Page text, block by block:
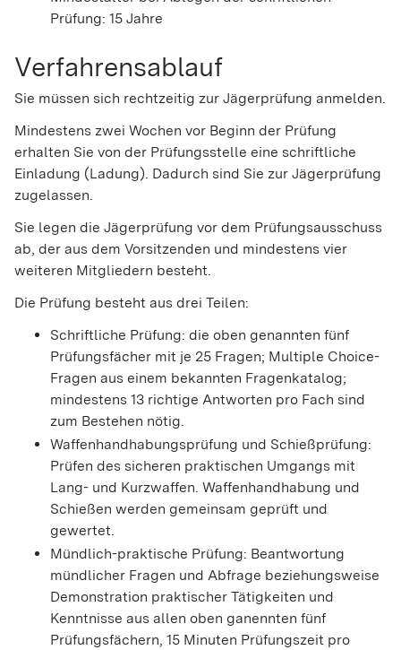
Prüfung: 15 Jahre
Verfahrensablauf
Sie müssen sich rechtzeitig zur Jägerprüfung anmelden.
Mindestens zwei Wochen vor Beginn der Prüfung
erhalten Sie von der Prüfungsstelle eine schriftliche
Einladung (Ladung). Dadurch sind Sie zur Jägerprüfung
zugelassen.
Sie legen die Jägerprüfung vor dem Prüfungsausschuss
ab, der aus dem Vorsitzenden und mindestens vier
weiteren Mitgliedern besteht.
Die Prüfung besteht aus drei Teilen:
Schriftliche Prüfung: die oben genannten fünf
Prüfungsfächer mit je 25 Fragen; Multiple Choice-
Fragen aus einem bekannten Fragenkatalog;
mindestens 13 richtige Antworten pro Fach sind
zum Bestehen nötig.
Waffenhandhabungsprüfung und Schießprüfung:
Prüfen des sicheren praktischen Umgangs mit
Lang- und Kurzwaffen. Waffenhandhabung und
Schießen werden gemeinsam geprüft und
gewertet.
Mündlich-praktische Prüfung: Beantwortung
mündlicher Fragen und Abfrage beziehungsweise
Demonstration praktischer Tätigkeiten und
Kenntnisse aus allen oben ganennten fünf
Prüfungsfächern, 15 Minuten Prüfungszeit pro